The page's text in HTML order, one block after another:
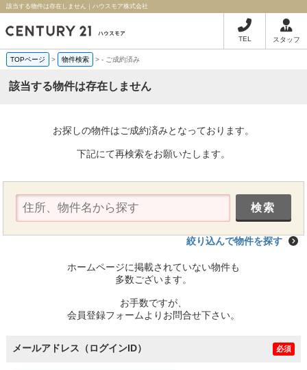
該当する物件は存在しません｜ハウスモア株式会社
TEL スタッフ
TOPページ > 物件検索 >- ご成約済み
該当する物件は存在しません
お探しの物件はご成約済みとなっております。
下記にて再検索をお願いたします。
絞り込んで物件を探す
ホームページに掲載されていない物件も
多数ございます。
お手数ですが、
会員登録フォームよりお問合せ下さい。
メールアドレス（ログインID） 必須